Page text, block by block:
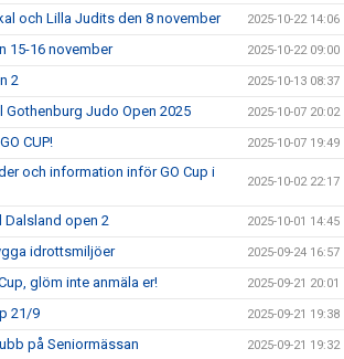
och Lilla Judits den 8 november 2025-10-22 14:06
15-16 november 2025-10-22 09:00
2 2025-10-13 08:37
Gothenburg Judo Open 2025 2025-10-07 20:02
CUP! 2025-10-07 19:49
och information inför GO Cup i
2025-10-02 22:17
Dalsland open 2 2025-10-01 14:45
idrottsmiljöer 2025-09-24 16:57
glöm inte anmäla er! 2025-09-21 20:01
21/9 2025-09-21 19:38
på Seniormässan 2025-09-21 19:32